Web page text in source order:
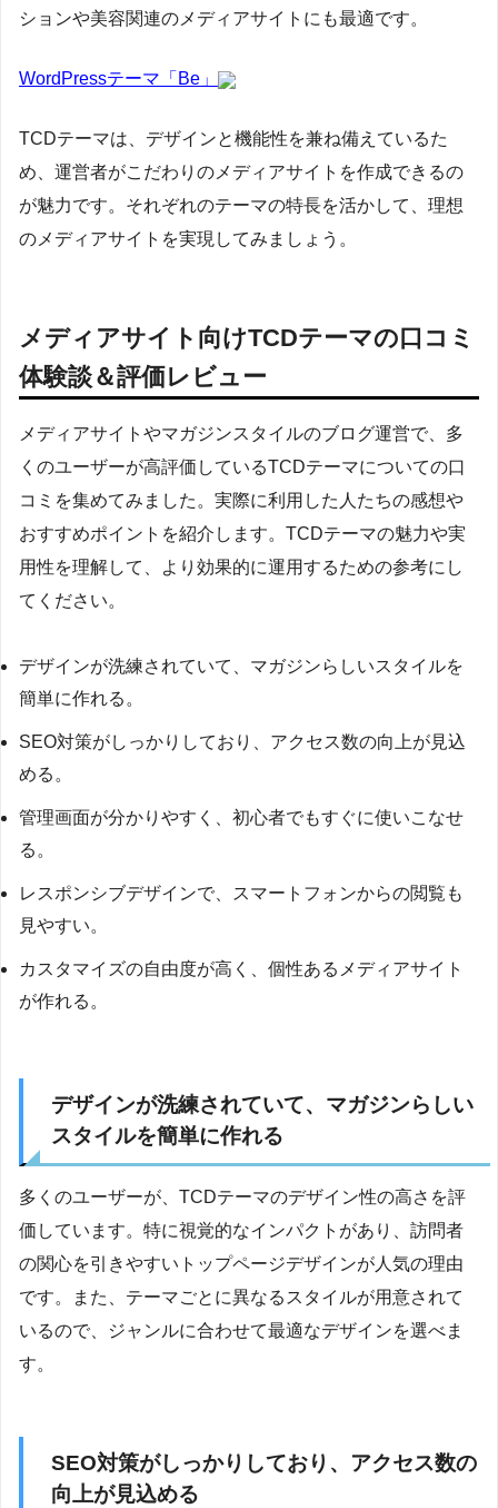
ションや美容関連のメディアサイトにも最適です。
WordPressテーマ「Be」
TCDテーマは、デザインと機能性を兼ね備えているた
め、運営者がこだわりのメディアサイトを作成できるの
が魅力です。それぞれのテーマの特長を活かして、理想
のメディアサイトを実現してみましょう。
メディアサイト向けTCDテーマの口コミ
体験談＆評価レビュー
メディアサイトやマガジンスタイルのブログ運営で、多
くのユーザーが高評価しているTCDテーマについての口
コミを集めてみました。実際に利用した人たちの感想や
おすすめポイントを紹介します。TCDテーマの魅力や実
用性を理解して、より効果的に運用するための参考にし
てください。
デザインが洗練されていて、マガジンらしいスタイルを
簡単に作れる。
SEO対策がしっかりしており、アクセス数の向上が見込
める。
管理画面が分かりやすく、初心者でもすぐに使いこなせ
る。
レスポンシブデザインで、スマートフォンからの閲覧も
見やすい。
カスタマイズの自由度が高く、個性あるメディアサイト
が作れる。
デザインが洗練されていて、マガジンらしい
スタイルを簡単に作れる
多くのユーザーが、TCDテーマのデザイン性の高さを評
価しています。特に視覚的なインパクトがあり、訪問者
の関心を引きやすいトップページデザインが人気の理由
です。また、テーマごとに異なるスタイルが用意されて
いるので、ジャンルに合わせて最適なデザインを選べま
す。
SEO対策がしっかりしており、アクセス数の
向上が見込める